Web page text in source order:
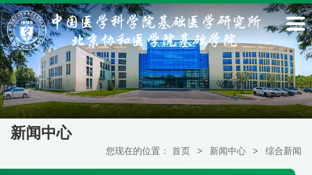
新闻中心
您现在的位置： 首页 > 新闻中心 > 综合新闻